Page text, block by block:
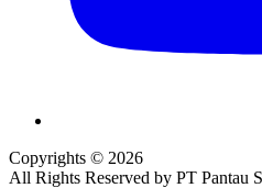
Copyrights © 2026
All Rights Reserved by PT Pantau